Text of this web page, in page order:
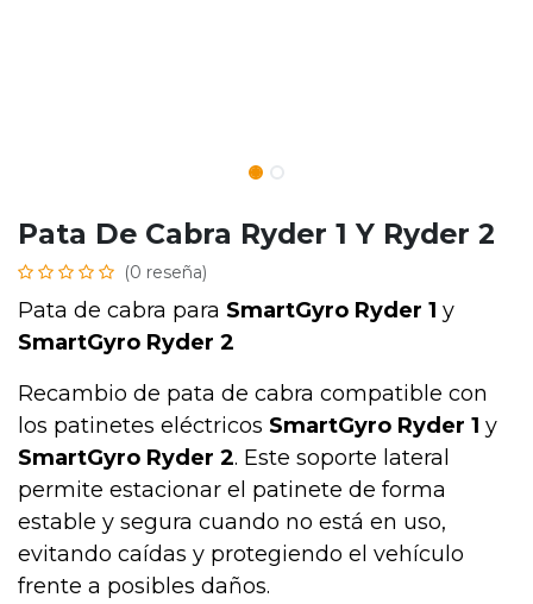
Pata De Cabra Ryder 1 Y Ryder 2
(0 reseña)
Pata de cabra para SmartGyro Ryder 1 y
SmartGyro Ryder 2
Recambio de pata de cabra compatible con
los patinetes eléctricos SmartGyro Ryder 1 y
SmartGyro Ryder 2. Este soporte lateral
permite estacionar el patinete de forma
estable y segura cuando no está en uso,
evitando caídas y protegiendo el vehículo
frente a posibles daños.